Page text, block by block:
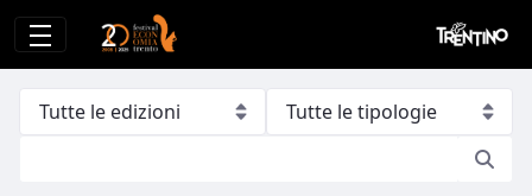
Giavazzi Francesco